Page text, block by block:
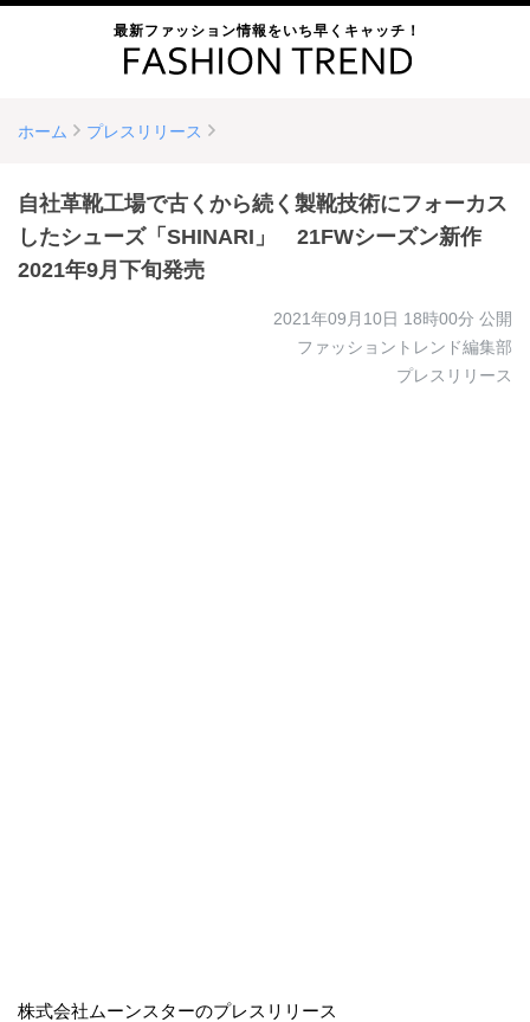
最新ファッション情報をいち早くキャッチ！
ホーム プレスリリース
自社革靴工場で古くから続く製靴技術にフォーカス
したシューズ「SHINARI」 21FWシーズン新作
2021年9月下旬発売
2021年09月10日 18時00分 公開
ファッショントレンド編集部
プレスリリース
株式会社ムーンスターのプレスリリース